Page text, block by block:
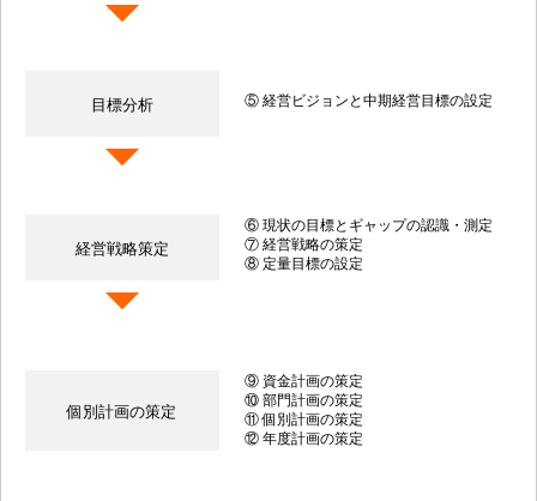
目標分析 ⑤ 経営ビジョンと中期経営目標の設定
経営戦略策定
⑥ 現状の目標とギャップの認識・測定
⑦ 経営戦略の策定
⑧ 定量目標の設定
個別計画の策定
⑨ 資金計画の策定
⑩ 部門計画の策定
⑪ 個別計画の策定
⑫ 年度計画の策定